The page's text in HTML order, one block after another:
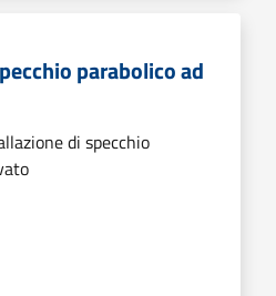
parabolico ad
di specchio